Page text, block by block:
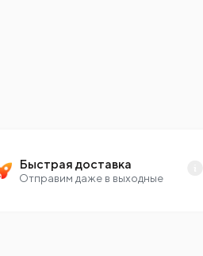
Быстрая доставка
Отправим даже в выходные